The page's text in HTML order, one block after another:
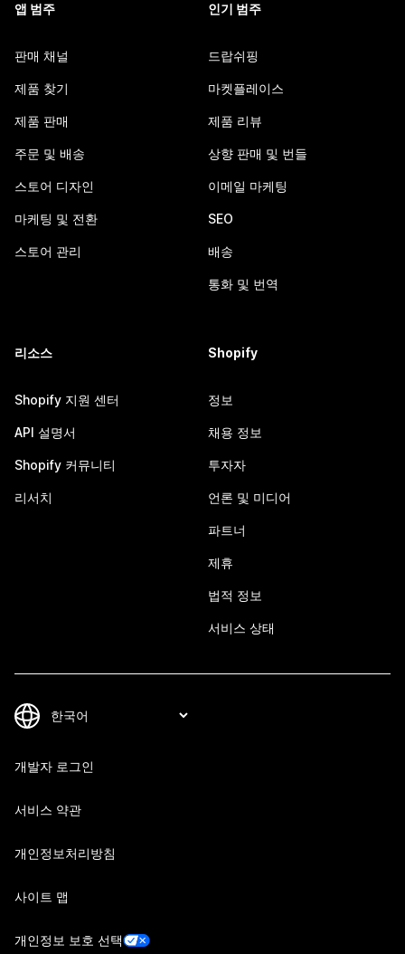
앱 범주
판매 채널
제품 찾기
제품 판매
주문 및 배송
스토어 디자인
마케팅 및 전환
스토어 관리
인기 범주
드랍쉬핑
마켓플레이스
제품 리뷰
상향 판매 및 번들
이메일 마케팅
SEO
배송
통화 및 번역
리소스
Shopify 지원 센터
API 설명서
Shopify 커뮤니티
리서치
Shopify
정보
채용 정보
투자자
언론 및 미디어
파트너
제휴
법적 정보
서비스 상태
개발자 로그인
서비스 약관
개인정보처리방침
사이트 맵
개인정보 보호 선택